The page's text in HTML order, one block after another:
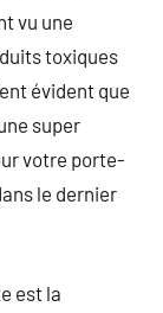
vu une
toxiques
évident que
super
votre porte-
le dernier
est la